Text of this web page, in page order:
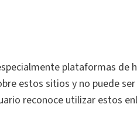
plataformas
estos sitios y no puede
reconoce utilizar estos